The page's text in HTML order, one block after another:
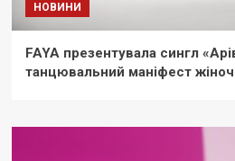
НОВИНИ
FAYA презентувала сингл
танцювальний маніфест